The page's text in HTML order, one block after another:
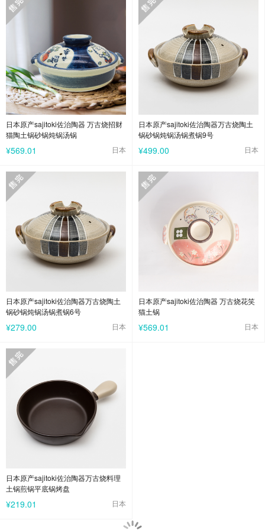
日本原产sajitoki佐治陶器 万古烧招财
猫陶土锅砂锅炖锅汤锅
¥569.01 日本
日本原产sajitoki佐治陶器万古烧陶土
锅砂锅炖锅汤锅煮锅9号
¥499.00 日本
日本原产sajitoki佐治陶器万古烧陶土
锅砂锅炖锅汤锅煮锅6号
¥279.00 日本
日本原产sajitoki佐治陶器 万古烧花笑
猫土锅
¥569.01 日本
日本原产sajitoki佐治陶器万古烧料理
土锅煎锅平底锅烤盘
¥219.01 日本